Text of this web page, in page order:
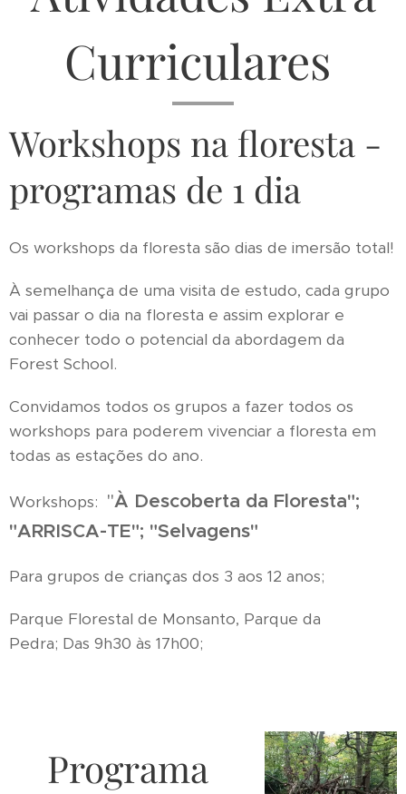
Curriculares
Workshops na floresta -
programas de 1 dia
Os workshops da floresta são dias de imersão total!
À semelhança de uma visita de estudo, cada grupo
vai passar o dia na floresta e assim explorar e
conhecer todo o potencial da abordagem da
Forest School.
Convidamos todos os grupos a fazer todos os
workshops para poderem vivenciar a floresta em
todas as estações do ano.
Workshops: "À Descoberta da Floresta";
"ARRISCA-TE"; "Selvagens"
Para grupos de crianças dos 3 aos 12 anos;
Parque Florestal de Monsanto, Parque da
Pedra; Das 9h30 às 17h00;
Programa